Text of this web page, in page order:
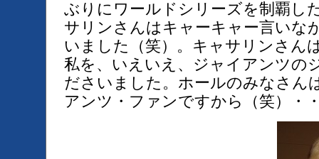
ぶりにワールドシリーズを制覇し
サリンさんはキャーキャー言いな
いました（笑）。キャサリンさん
私を、いえいえ、ジャイアンツの
ださいました。ホールのみなさん
アンツ・ファンですから（笑）・